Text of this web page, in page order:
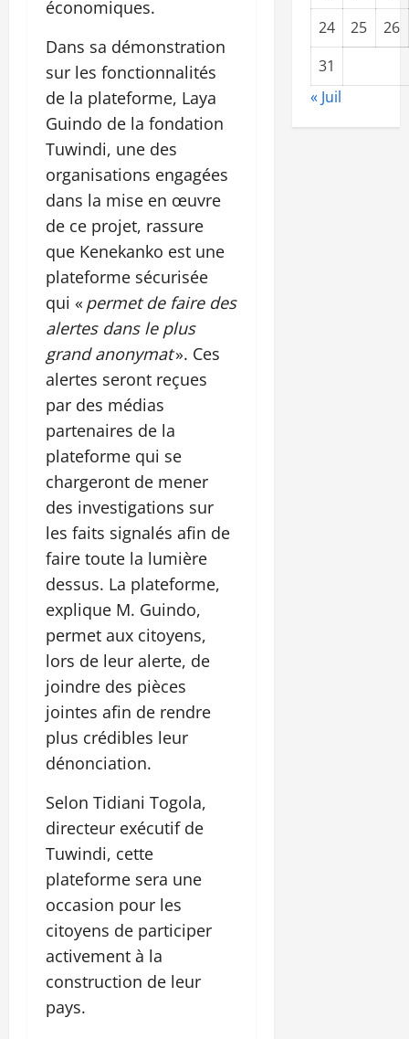
économiques.
Dans sa démonstration
sur les fonctionnalités
de la plateforme, Laya
Guindo de la fondation
Tuwindi, une des
organisations engagées
dans la mise en œuvre
de ce projet, rassure
que Kenekanko est une
plateforme sécurisée
qui « permet de faire des
alertes dans le plus
grand anonymat». Ces
alertes seront reçues
par des médias
partenaires de la
plateforme qui se
chargeront de mener
des investigations sur
les faits signalés afin de
faire toute la lumière
dessus. La plateforme,
explique M. Guindo,
permet aux citoyens,
lors de leur alerte, de
joindre des pièces
jointes afin de rendre
plus crédibles leur
dénonciation.
Selon Tidiani Togola,
directeur exécutif de
Tuwindi, cette
plateforme sera une
occasion pour les
citoyens de participer
activement à la
construction de leur
pays.
24
25
26
31
« Juil